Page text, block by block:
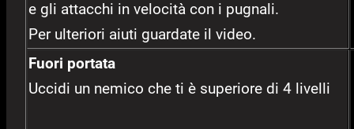
e gli attacchi in velocità con i pugnali.
Per ulteriori aiuti guardate il video.
Fuori portata
Uccidi un nemico che ti è superiore di 4 livelli